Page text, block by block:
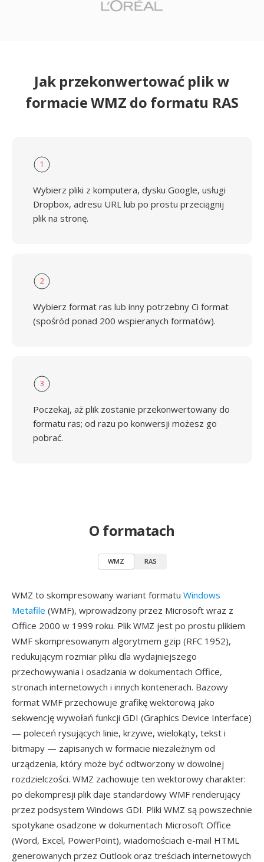
Jak przekonwertować plik w
formacie WMZ do formatu RAS
1
Wybierz pliki z komputera, dysku Google, usługi
Dropbox, adresu URL lub po prostu przeciągnij
plik na stronę.
2
Wybierz format ras lub inny potrzebny Ci format
(spośród ponad 200 wspieranych formatów).
3
Poczekaj, aż plik zostanie przekonwertowany do
formatu ras; od razu po konwersji możesz go
pobrać.
O formatach
WMZ RAS
WMZ to skompresowany wariant formatu Windows
Metafile (WMF), wprowadzony przez Microsoft wraz z
Office 2000 w 1999 roku. Plik WMZ jest po prostu plikiem
WMF skompresowanym algorytmem gzip (RFC 1952),
redukującym rozmiar pliku dla wydajniejszego
przechowywania i osadzania w dokumentach Office,
stronach internetowych i innych kontenerach. Bazowy
format WMF przechowuje grafikę wektorową jako
sekwencję wywołań funkcji GDI (Graphics Device Interface)
— poleceń rysujących linie, krzywe, wielokąty, tekst i
bitmapy — zapisanych w formacie niezależnym od
urządzenia, który może być odtworzony w dowolnej
rozdzielczości. WMZ zachowuje ten wektorowy charakter:
po dekompresji plik daje standardowy WMF renderujący
przez podsystem Windows GDI. Pliki WMZ są powszechnie
spotykane osadzone w dokumentach Microsoft Office
(Word, Excel, PowerPoint), wiadomościach e-mail HTML
generowanych przez Outlook oraz treściach internetowych